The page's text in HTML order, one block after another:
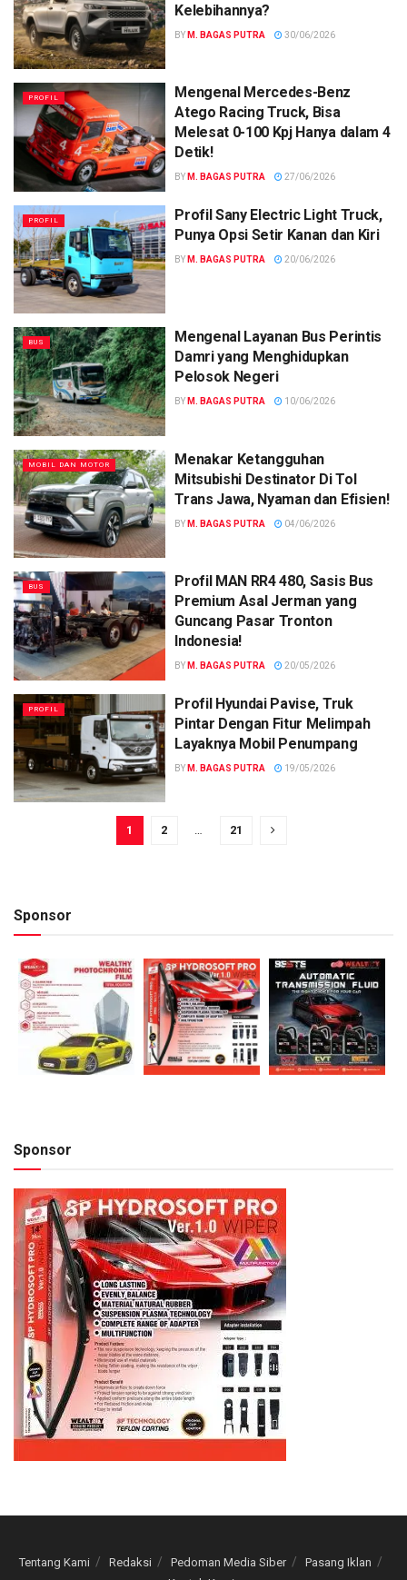
Kelebihannya?
BY M. BAGAS PUTRA 30/06/2026
PROFIL
Mengenal Mercedes-Benz
Atego Racing Truck, Bisa
Melesat 0-100 Kpj Hanya dalam 4
Detik!
BY M. BAGAS PUTRA 27/06/2026
PROFIL
Profil Sany Electric Light Truck,
Punya Opsi Setir Kanan dan Kiri
BY M. BAGAS PUTRA 20/06/2026
BUS
Mengenal Layanan Bus Perintis
Damri yang Menghidupkan
Pelosok Negeri
BY M. BAGAS PUTRA 10/06/2026
MOBIL DAN MOTOR
Menakar Ketangguhan
Mitsubishi Destinator Di Tol
Trans Jawa, Nyaman dan Efisien!
BY M. BAGAS PUTRA 04/06/2026
BUS
Profil MAN RR4 480, Sasis Bus
Premium Asal Jerman yang
Guncang Pasar Tronton
Indonesia!
BY M. BAGAS PUTRA 20/05/2026
PROFIL
Profil Hyundai Pavise, Truk
Pintar Dengan Fitur Melimpah
Layaknya Mobil Penumpang
BY M. BAGAS PUTRA 19/05/2026
1 2 … 21
Sponsor
Sponsor
Tentang Kami Redaksi Pedoman Media Siber
Pasang Iklan